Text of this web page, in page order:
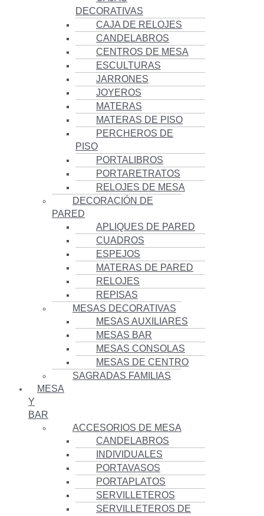
DECORATIVAS
CAJA DE RELOJES
CANDELABROS
CENTROS DE MESA
ESCULTURAS
JARRONES
JOYEROS
MATERAS
MATERAS DE PISO
PERCHEROS DE
PISO
PORTALIBROS
PORTARETRATOS
RELOJES DE MESA
DECORACIÓN DE
PARED
APLIQUES DE PARED
CUADROS
ESPEJOS
MATERAS DE PARED
RELOJES
REPISAS
MESAS DECORATIVAS
MESAS AUXILIARES
MESAS BAR
MESAS CONSOLAS
MESAS DE CENTRO
SAGRADAS FAMILIAS
MESA
Y
BAR
ACCESORIOS DE MESA
CANDELABROS
INDIVIDUALES
PORTAVASOS
PORTAPLATOS
SERVILLETEROS
SERVILLETEROS DE